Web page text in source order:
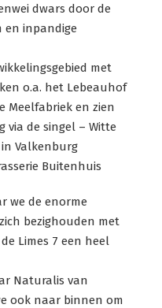
dwars door de
en inpandige
met
o.a. het Lebeauhof
Meelfabriek en zien
via de singel – Witte
Valkenburg
Buitenhuis
we de enorme
bezighouden met
Limes 7 een heel
Naturalis van
ook naar binnen om